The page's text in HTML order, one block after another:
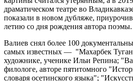
драматическом театре во
показали в новом дубляже,
летию со дня рождения автора поэмы.
Валиев снял более 100
самых известных — "Махарбек
художнике, ученике Ильи Репина;
филологе, авторе пятитомного
словаря осетинского языка";